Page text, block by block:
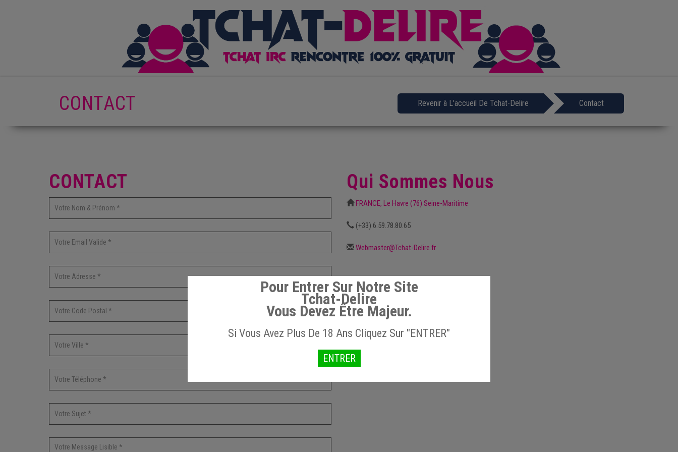
CONTACT Revenir à L'accueil De Tchat-Delire Contact
CONTACT Qui Sommes Nous
FRANCE, Le Havre (76) Seine-Maritime
(+33) 6.59.78.80.65
Webmaster@Tchat-Delire.fr
Pour Entrer Sur Notre Site
Tchat-Delire
Vous Devez Être Majeur.
Si Vous Avez Plus De 18 Ans Cliquez Sur "ENTRER"
ENTRER